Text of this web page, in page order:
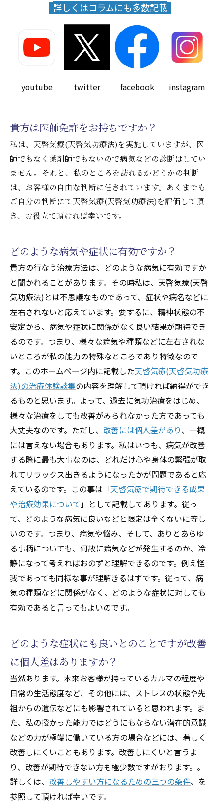
詳しくはコラムにも多数記載
youtube twitter facebook instagram
貴方は医師免許をお持ちですか？
私は、天啓気療(天啓気功療法)を実施していますが、医
師でもなく薬剤師でもないので病気などの診断はしてい
ません。それと、私のところを訪れるかどうかの判断
は、お客様の自由な判断に任されています。あくまでも
ご自分の判断にて天啓気療(天啓気功療法)を評価して頂
き、お役立て頂ければ幸いです。
どのような病気や症状に有効ですか？
貴方の行なう治療方法は、どのような病気に有効ですか
と聞かれることがあります。その時私は、天啓気療(天啓
気功療法)とは不思議なものであって、症状や病名などに
左右されないと応えています。要するに、精神状態の不
安定から、病気や症状に関係がなく良い結果が期待でき
るのです。つまり、様々な病気や種類などに左右されな
いところが私の能力の特殊なところであり特徴なので
す。このホームページ内に記載した天啓気療(天啓気功療
法)の治療体験談集の内容を理解して頂ければ納得ができ
るものと思います。よって、過去に気功治療をはじめ、
様々な治療をしても改善がみられなかった方であっても
大丈夫なのです。ただし、 改善には個人差があり、一概
には言えない場合もあります。私はいつも、病気が改善
する際に最も大事なのは、どれだけ心や身体の緊張が取
れてリラックス出きるようになったかが問題であると応
えているのです。この事は「天啓気療で期待できる成果
や治療効果について」として記載してあります。従っ
て、どのような病気に良いなどと限定は全くないに等し
いのです。つまり、病気や悩み、そして、ありとあらゆ
る事柄についても、何故に病気などが発生するのか、冷
静になって考えればおのずと理解できるのです。例え怪
我であっても同様な事が理解きるはずです。従って、病
気の種類などに関係がなく、どのような症状に対しても
有効であると言ってもよいのです。
どのような症状にも良いとのことですが改善
に個人差はありますか？
当然あります。本来お客様が持っているカルマの程度や
日常の生活態度など、その他には、ストレスの状態や先
祖からの遺伝などにも影響されていると思われます。ま
た、私の授かった能力ではどうにもならない潜在的意識
などの力が極端に働いている方の場合などには、著しく
改善しにくいこともあります。改善しにくいと言うよ
り、改善が期待できない方も極少数ですがおります。。
詳しくは、 改善しやすい方になるための三つの条件、を
参照して頂ければ幸いです。